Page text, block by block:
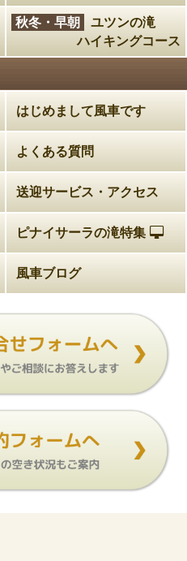
秋冬・早朝
ユツンの滝
ハイキングコース
はじめまして風車です
よくある質問
送迎サービス・アクセス
ピナイサーラの滝特集
風車ブログ